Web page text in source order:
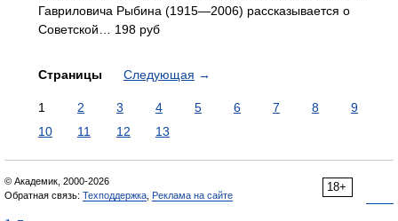
Гавриловича Рыбина (1915—2006) рассказывается о
Советской… 198 руб
Страницы Следующая →
1 2 3 4 5 6 7 8
9
10
11 12 13
18+
© Академик, 2000-2026
Обратная связь: Техподдержка Реклама на сайте